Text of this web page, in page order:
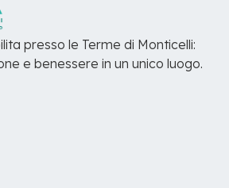
presso le Terme di Monticelli:
e benessere in un unico luogo.